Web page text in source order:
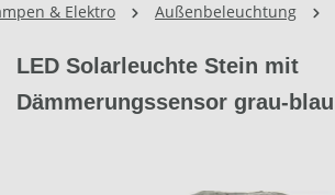
& Elektro Außenbeleuchtung
LED Solarleuchte Stein mit
Dämmerungssensor grau-blau